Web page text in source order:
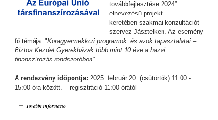
továbbfejlesztése 2024”
elnevezésű projekt
keretében szakmai konzultációt
szervez Jásztelken. Az esemény
fő témája: "Koragyermekkori programok, és azok tapasztalatai –
Biztos Kezdet Gyerekházak több mint 10 éve a hazai
finanszírozás rendszerében"
A rendezvény időpontja: 2025. február 20. (csütörtök) 11:00 -
15:00 óra között. – regisztráció 11:00 órától
További információ